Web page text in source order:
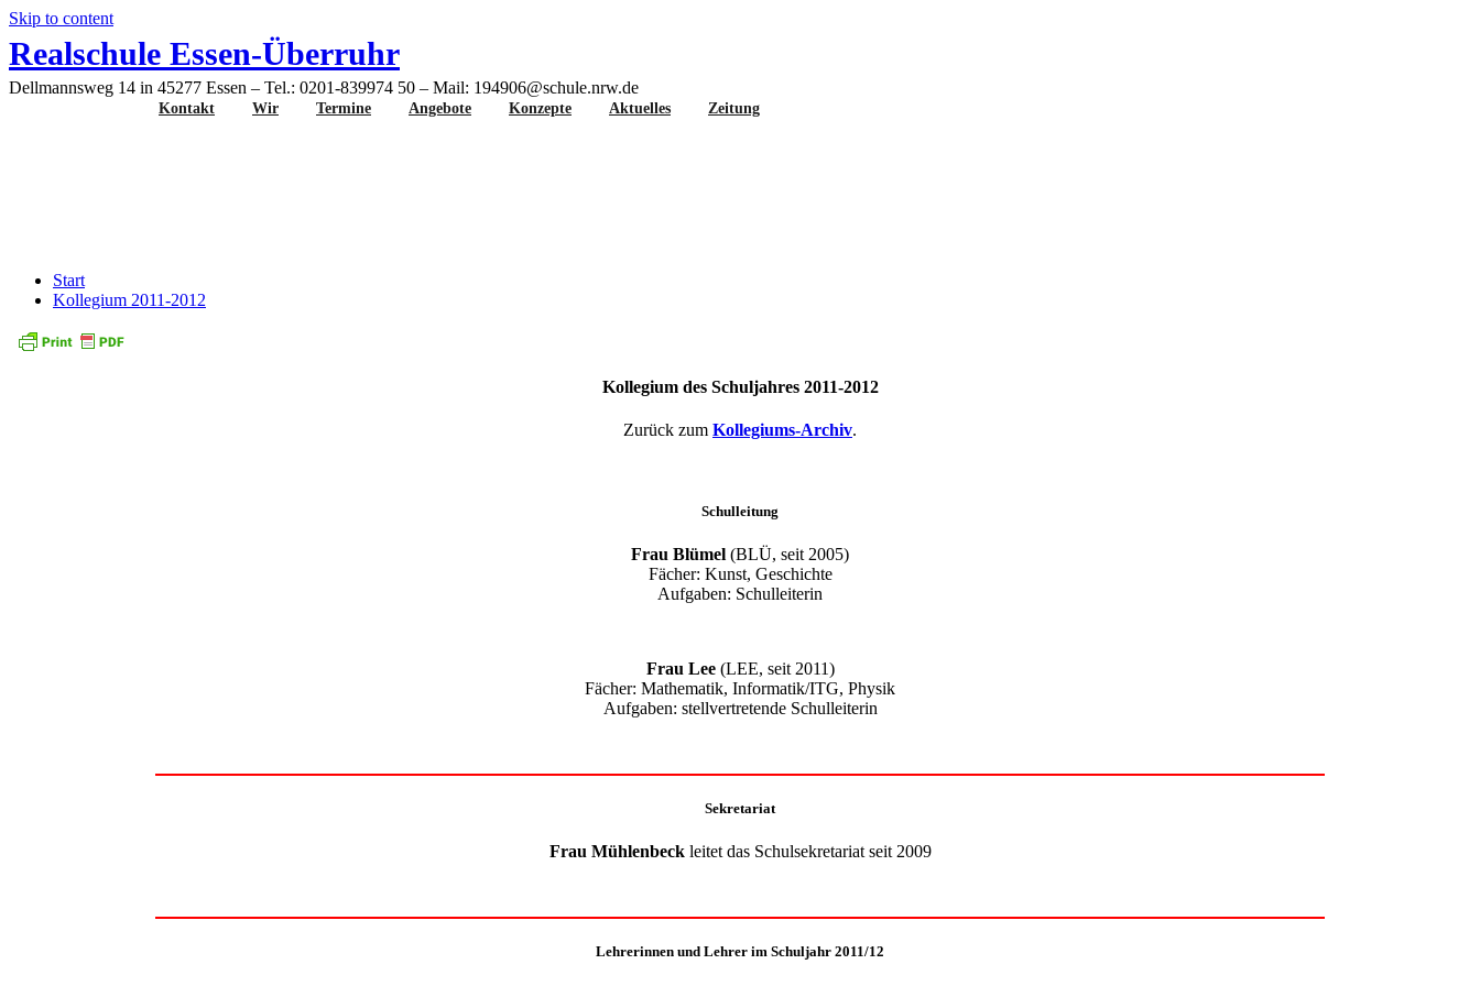
Skip to content
Realschule Essen-Überruhr
Dellmannsweg 14 in 45277 Essen – Tel.: 0201-839974 50 – Mail: 194906@schule.nrw.de
Kontakt Wir Termine Angebote Konzepte Aktuelles Zeitung
Start
Kollegium 2011-2012
Kollegium des Schuljahres 2011-2012
Zurück zum Kollegiums-Archiv.
Schulleitung
Frau Blümel (BLÜ, seit 2005)
Fächer: Kunst, Geschichte
Aufgaben: Schulleiterin
Frau Lee(LEE, seit 2011)
Fächer: Mathematik, Informatik/ITG, Physik
Aufgaben: stellvertretende Schulleiterin
Sekretariat
Frau Mühlenbeckleitet das Schulsekretariat seit 2009
Lehrerinnen und Lehrer im Schuljahr 2011/12